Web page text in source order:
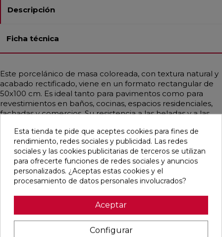
Descripción
Ficha técnica
Este porcelánico de masa coloreada, con textura natural y
acabado rectificado, viene en un formato rectangular de
50x100 cm. Es ideal tanto para pavimentos como para
revestimientos en baños, cocinas, espacios residenciales,
fachadas y comercios. Su resistencia a las heladas y a las
desde lo clásico hasta lo contemporáneo y mediterráneo,
emula la apariencia de la piedra en tonos crema y beige,
ofreciendo una opción elegante y versátil para cualquier
proyecto.
Pensamos que te puede interesar
Esta tienda te pide que aceptes cookies para fines de
rendimiento, redes sociales y publicidad. Las redes
sociales y las cookies publicitarias de terceros se utilizan
para ofrecerte funciones de redes sociales y anuncios
personalizados. ¿Aceptas estas cookies y el
procesamiento de datos personales involucrados?
Aceptar
Configurar